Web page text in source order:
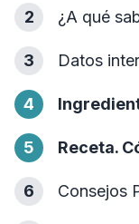
2 ¿A qué
3 Datos
4
5 Receta.
6 Consejos